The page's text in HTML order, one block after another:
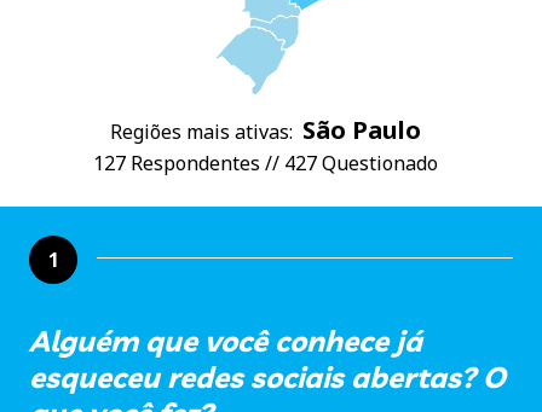
Regiões mais ativas: São Paulo
127 Respondentes // 427 Questionado
1
Alguém que você conhece já
esqueceu redes sociais abertas? O